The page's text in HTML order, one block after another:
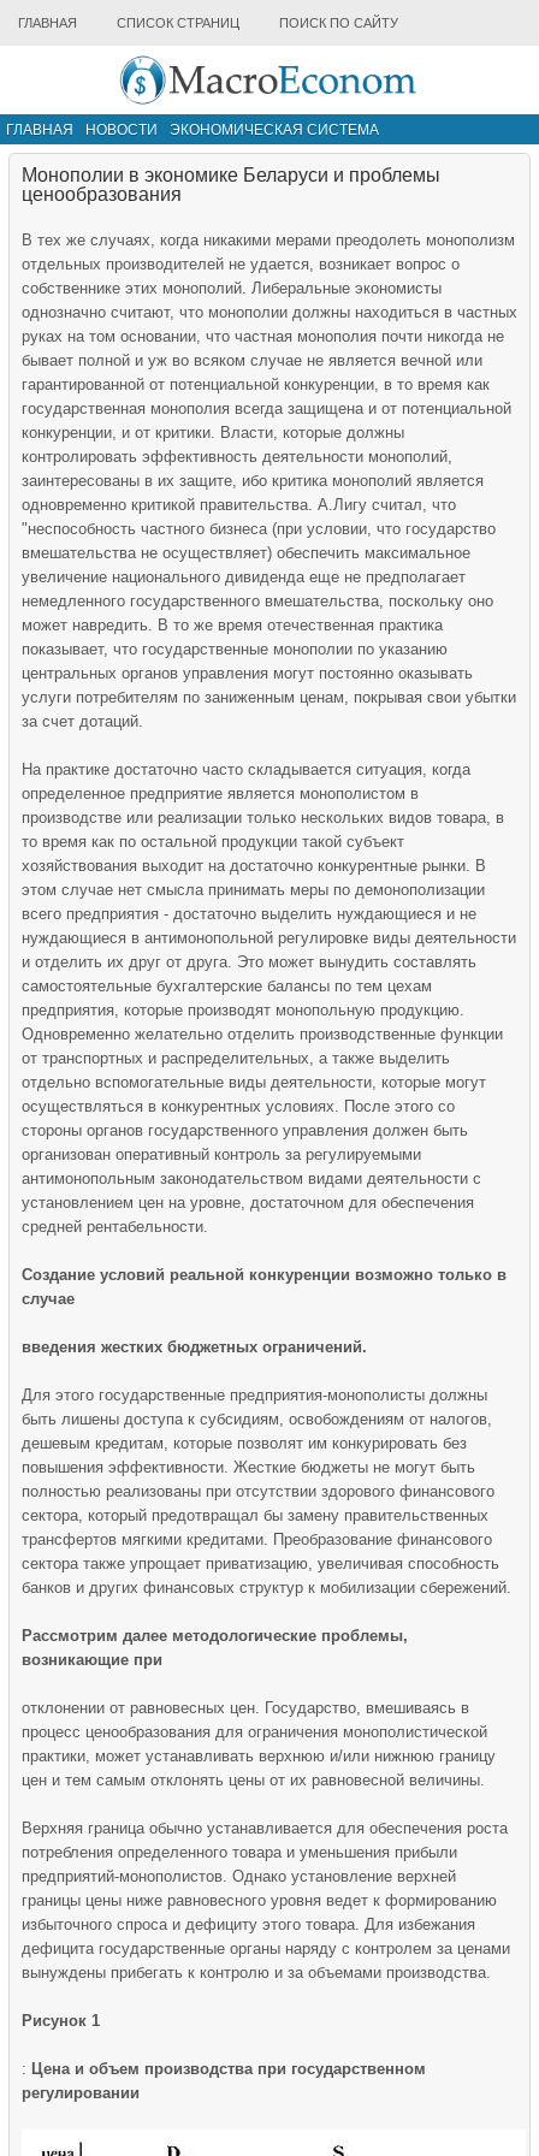
ГЛАВНАЯ СПИСОК СТРАНИЦ ПОИСК ПО САЙТУ
ГЛАВНАЯ НОВОСТИ
ЭКОНОМИЧЕСКАЯ СИСТЕМА
ИНФРАСТРУКТУРА РЫНКА
Монополии в экономике Беларуси и проблемы
ценообразования
В тех же случаях, когда никакими мерами преодолеть монополизм
отдельных производителей не удается, возникает вопрос о
собственнике этих монополий. Либеральные экономисты
однозначно считают, что монополии должны находиться в частных
руках на том основании, что частная монополия почти никогда не
бывает полной и уж во всяком случае не является вечной или
гарантированной от потенциальной конкуренции, в то время как
государственная монополия всегда защищена и от потенциальной
конкуренции, и от критики. Власти, которые должны
контролировать эффективность деятельности монополий,
заинтересованы в их защите, ибо критика монополий является
одновременно критикой правительства. А.Лигу считал, что
"неспособность частного бизнеса (при условии, что государство
вмешательства не осуществляет) обеспечить максимальное
увеличение национального дивиденда еще не предполагает
немедленного государственного вмешательства, поскольку оно
может навредить. В то же время отечественная практика
показывает, что государственные монополии по указанию
центральных органов управления могут постоянно оказывать
услуги потребителям по заниженным ценам, покрывая свои убытки
за счет дотаций.
На практике достаточно часто складывается ситуация, когда
определенное предприятие является монополистом в
производстве или реализации только нескольких видов товара, в
то время как по остальной продукции такой субъект
хозяйствования выходит на достаточно конкурентные рынки. В
этом случае нет смысла принимать меры по демоно­полизации
всего предприятия - достаточно выделить нуждающиеся и не
нуждающиеся в антимонопольной регулировке виды деятельности
и отделить их друг от друга. Это может вынудить составлять
самостоятельные бухгалтерские балансы по тем цехам
предприятия, которые производят монопольную продукцию.
Одновременно желательно отделить производственные функции
от транспортных и распределительных, а также выделить
отдельно вспомогательные виды деятельности, которые могут
осуществляться в конкурентных условиях. После этого со
стороны органов государственного управления должен быть
организован оперативный контроль за регулируемыми
антимонопольным законодательством видами деятельности с
установлением цен на уровне, достаточном для обеспечения
средней рентабельности.
Создание условий реальной конкуренции возможно только в
случае
введения жестких бюджетных ограничений.
Для этого государственные предприятия-монополисты должны
быть лишены доступа к субсидиям, освобождениям от налогов,
дешевым кредитам, которые позволят им конкурировать без
повышения эффективности. Жесткие бюджеты не могут быть
полностью реализованы при отсутствии здорового финансо­вого
сектора, который предотвращал бы замену правительственных
трансфертов мягкими кредитами. Преобразование финансового
сектора также упрощает приватизацию, увеличивая способность
банков и других финансовых структур к мобилизации сбережений.
Рассмотрим далее методологические проблемы,
возникающие при
отклонении от равновесных цен. Государство, вмешиваясь в
процесс ценообразования для ограничения монополистической
практики, может устанавливать верхнюю и/или нижнюю границу
цен и тем самым откло­нять цены от их равновесной величины.
Верхняя граница обычно устанавливается для обеспечения роста
потребления определенного товара и уменьшения прибыли
предприятий-монополистов. Однако установление верхней
границы цены ниже равновесного уровня ведет к формированию
избыточного спроса и дефициту этого товара. Для избежания
дефицита государственные органы наряду с контролем за ценами
вынуждены прибегать к контролю и за объемами производства.
Рисунок 1
: Цена и объем производства при государственном
регулировании